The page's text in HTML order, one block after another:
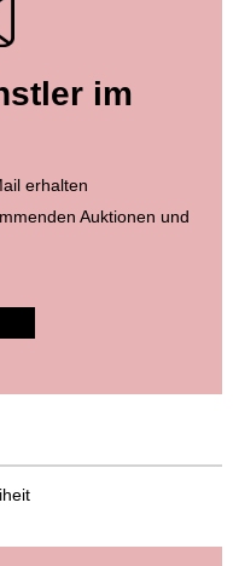
im
erhalten
Auktionen und